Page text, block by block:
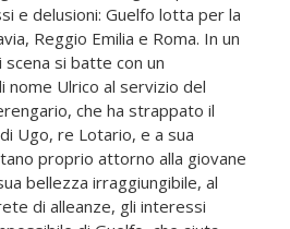
e delusioni: Guelfo lotta per la
Reggio Emilia e Roma. In un
si batte con un
nome Ulrico al servizio del
che ha strappato il
Ugo, re Lotario, e a sua
proprio attorno alla giovane
bellezza irraggiungibile, al
di alleanze, gli interessi